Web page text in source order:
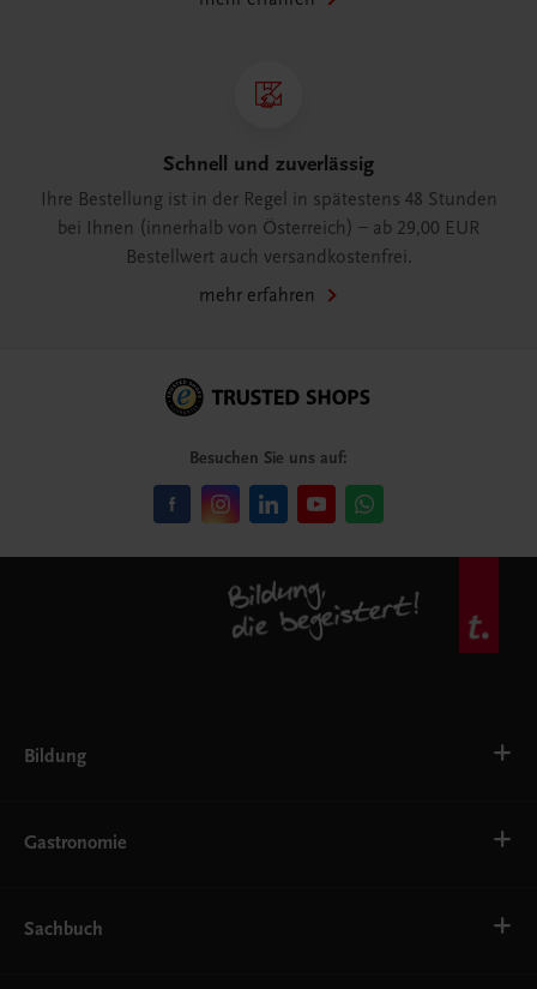
Schnell und zuverlässig
Ihre Bestellung ist in der Regel in spätestens 48 Stunden
bei Ihnen (innerhalb von Österreich) – ab 29,00 EUR
Bestellwert auch versandkostenfrei.
mehr erfahren
Besuchen Sie uns auf:
Bildung
AHS
EWF/ZWF
FW
Gastronomie
Getränke
Sachbuch